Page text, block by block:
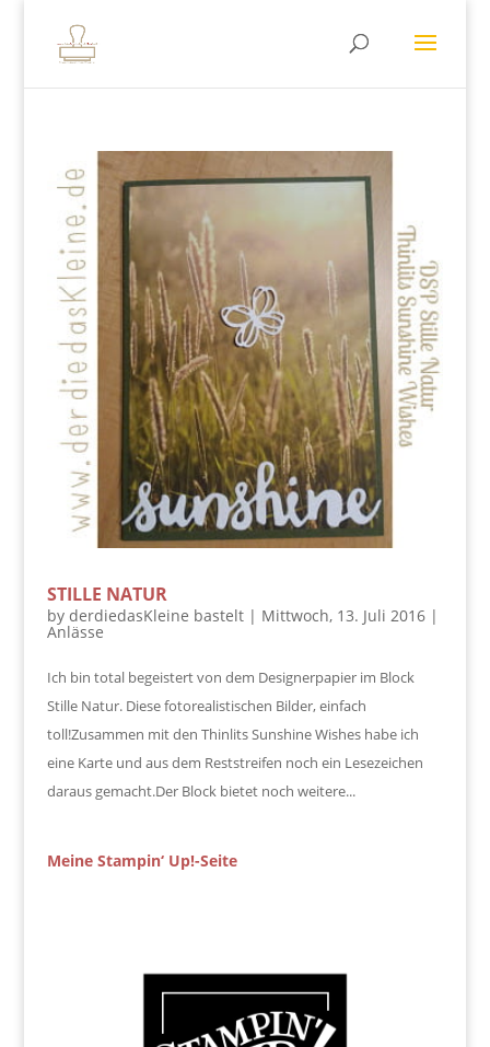
STILLE NATUR
by derdiedasKleine bastelt| Mittwoch, 13. Juli 2016|
Anlässe
Ich bin total begeistert von dem Designerpapier im Block
Stille Natur. Diese fotorealistischen Bilder, einfach
toll!Zusammen mit den Thinlits Sunshine Wishes habe ich
eine Karte und aus dem Reststreifen noch ein Lesezeichen
daraus gemacht.Der Block bietet noch weitere...
Meine Stampin‘ Up!-Seite